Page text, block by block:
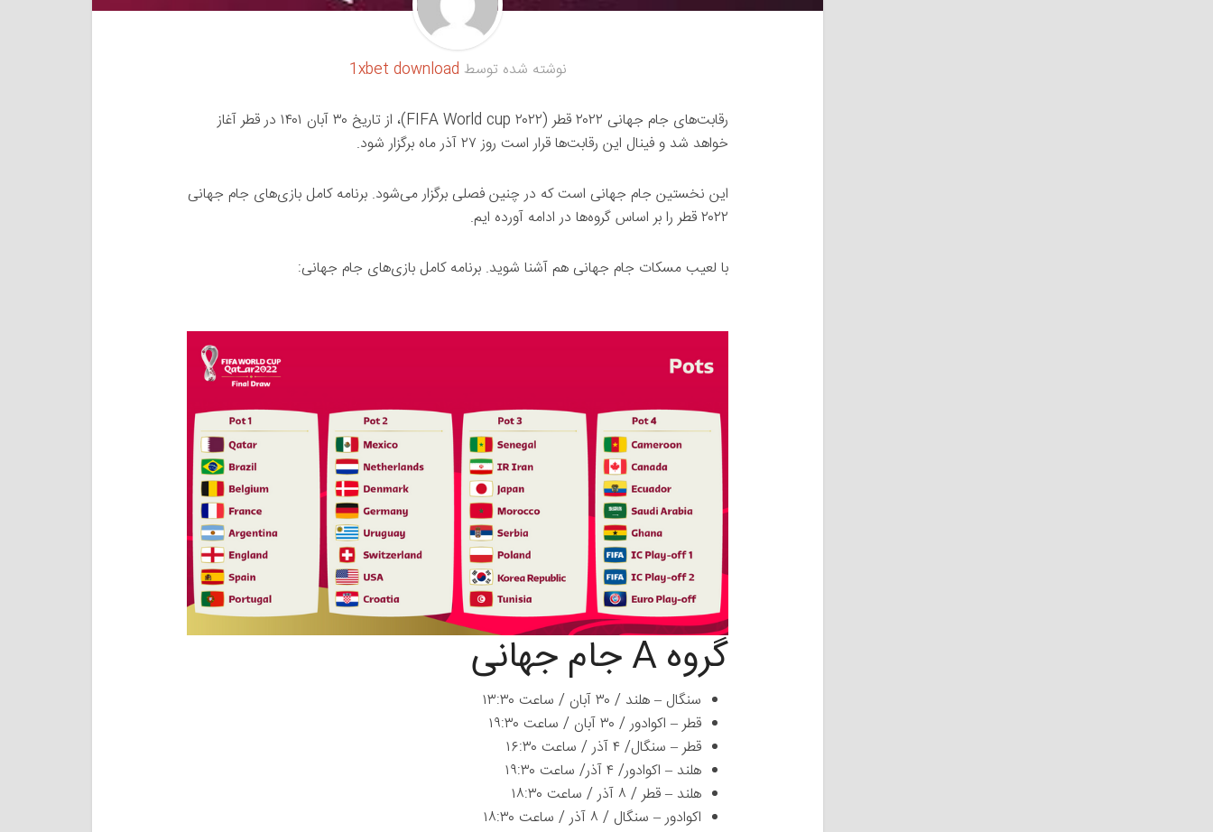
نوشته شده توسط 1xbet download
رقابت‌‌های جام جهانی ۲۰۲۲ قطر (FIFA World cup ۲۰۲۲)، از تاریخ ۳۰ آبان ۱۴۰۱ در قطر آغاز
خواهد شد و فینال این رقابت‌ها قرار است روز ۲۷ آذر ماه برگزار شود.
این نخستین جام جهانی است که در چنین فصلی برگزار می‌شود. برنامه کامل بازی‌های جام جهانی
۲۰۲۲ قطر را بر اساس گروه‌ها در ادامه آورده ایم.
با لعیب مسکات جام جهانی هم آشنا شوید. برنامه کامل بازی‌های جام‌ جهانی:
گروه A جام جهانی
سنگال – هلند / ۳۰ آبان / ساعت ۱۳:۳۰
قطر – اکوادور / ۳۰ آبان / ساعت ۱۹:۳۰
قطر – سنگال/ ۴ آذر / ساعت ۱۶:۳۰
هلند – اکوادور/ ۴ آذر/ ساعت ۱۹:۳۰
هلند – قطر / ۸ آذر / ساعت ۱۸:۳۰
اکوادور – سنگال / ۸ آذر / ساعت ۱۸:۳۰